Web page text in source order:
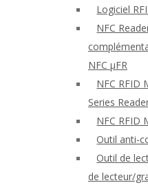
Logiciel
NFC
NFC μFR
NFC RFID
Series
NFC RFID
Outil anti-
Outil de
de lecteur/